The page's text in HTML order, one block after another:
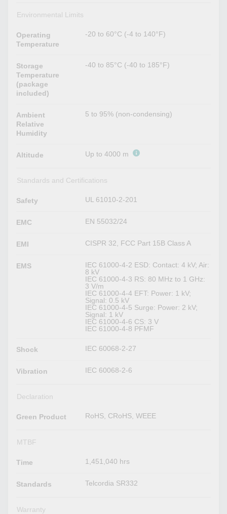
Environmental Limits
Operating
Temperature
-20 to 60°C (-4 to 140°F)
Storage
Temperature
(package
included)
-40 to 85°C (-40 to 185°F)
Ambient
Relative
Humidity
5 to 95% (non-condensing)
Altitude Up to 4000 m
Standards and Certifications
Safety UL 61010-2-201
EMC EN 55032/24
EMI CISPR 32, FCC Part 15B Class A
EMS
IEC 61000-4-2 ESD: Contact: 4 kV; Air:
8 kV
IEC 61000-4-3 RS: 80 MHz to 1 GHz:
3 V/m
IEC 61000-4-4 EFT: Power: 1 kV;
Signal: 0.5 kV
IEC 61000-4-5 Surge: Power: 2 kV;
Signal: 1 kV
IEC 61000-4-6 CS: 3 V
IEC 61000-4-8 PFMF
Shock IEC 60068-2-27
Vibration IEC 60068-2-6
Declaration
Green Product RoHS, CRoHS, WEEE
MTBF
Time 1,451,040 hrs
Standards Telcordia SR332
Warranty